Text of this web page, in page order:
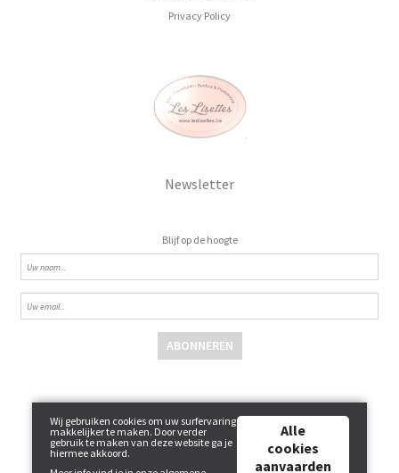
Privacy Policy
Newsletter
Blijf op de hoogte
ABONNEREN
Wij gebruiken cookies om uw surfervaring
makkelijker te maken. Door verder
gebruik te maken van deze website ga je
hiermee akkoord.
Alle
cookies
aanvaarden